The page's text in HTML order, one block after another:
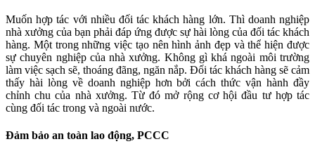
Muốn hợp tác với nhiều đối tác khách hàng lớn. Thì doanh nghiệp
nhà xưởng của bạn phải đáp ứng được sự hài lòng của đối tác khách
hàng. Một trong những việc tạo nên hình ảnh đẹp và thể hiện được
sự chuyên nghiệp của nhà xưởng. Không gì khá ngoài môi trường
làm việc sạch sẽ, thoáng đãng, ngăn nắp. Đối tác khách hàng sẽ cảm
thấy hài lòng về doanh nghiệp hơn bởi cách thức vận hành đầy
chỉnh chu của nhà xưởng. Từ đó mở rộng cơ hội đầu tư hợp tác
cùng đối tác trong và ngoài nước.
Đảm bảo an toàn lao động, PCCC